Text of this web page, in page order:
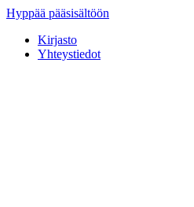
Hyppää pääsisältöön
Kirjasto
Yhteystiedot